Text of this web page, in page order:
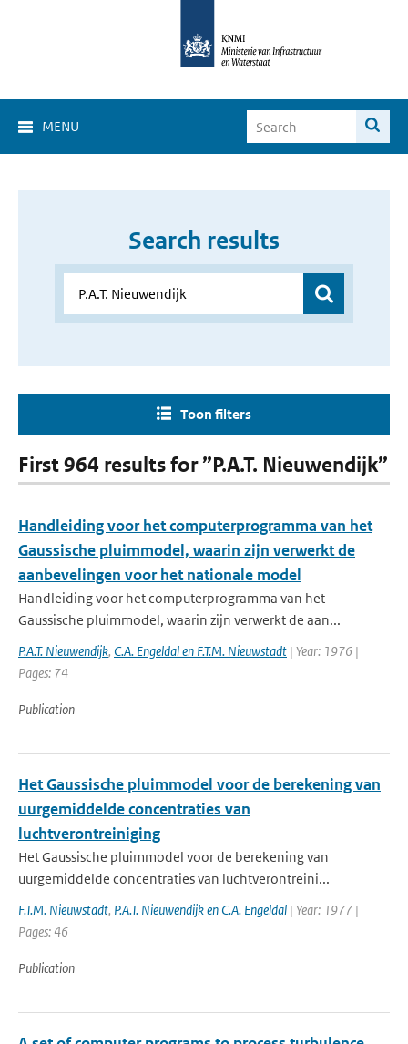
MENU
Search results
Toon filters
First 964 results for ”P.A.T. Nieuwendijk”
Handleiding voor het computerprogramma van het
Gaussische pluimmodel, waarin zijn verwerkt de
aanbevelingen voor het nationale model
Handleiding voor het computerprogramma van het
Gaussische pluimmodel, waarin zijn verwerkt de aan...
P.A.T. Nieuwendijk, C.A. Engeldal en F.T.M. Nieuwstadt | Year: 1976 |
Pages: 74
Publication
Het Gaussische pluimmodel voor de berekening van
uurgemiddelde concentraties van
luchtverontreiniging
Het Gaussische pluimmodel voor de berekening van
uurgemiddelde concentraties van luchtverontreini...
F.T.M. Nieuwstadt, P.A.T. Nieuwendijk en C.A. Engeldal | Year: 1977 |
Pages: 46
Publication